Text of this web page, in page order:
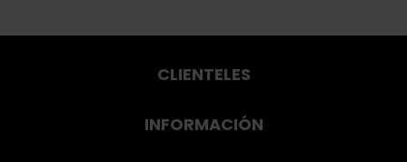
CLIENTELES
INFORMACIÓN